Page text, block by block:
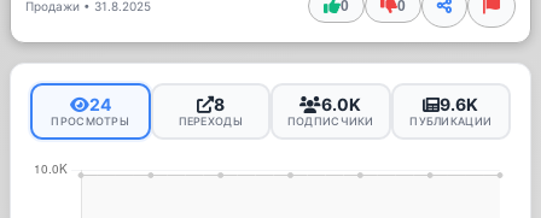
Продажи • 31.8.2025 0 0
24
ПРОСМОТРЫ
8
ПЕРЕХОДЫ
6.0K
ПОДПИСЧИКИ
9.6K
ПУБЛИКАЦИИ